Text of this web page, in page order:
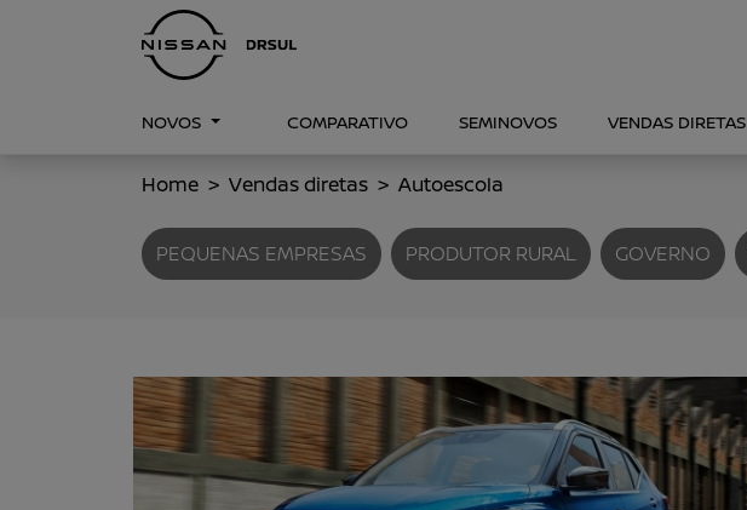
NOVOS COMPARATIVO SEMINOVOS VENDAS DIRETAS
Home Vendas diretas Autoescola
PEQUENAS EMPRESAS PRODUTOR RURAL GOVERNO